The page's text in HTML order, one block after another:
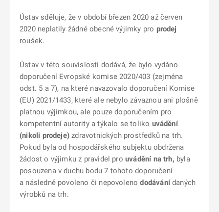
Ústav sděluje, že v období březen 2020 až červen
2020 neplatily žádné obecné výjimky pro prodej
roušek.
Ústav v této souvislosti dodává, že bylo vydáno
doporučení Evropské komise 2020/403 (zejména
odst. 5 a 7), na které navazovalo doporučení Komise
(EU) 2021/1433, které ale nebylo závaznou ani plošně
platnou výjimkou, ale pouze doporučením pro
kompetentní autority a týkalo se toliko uvádění
(nikoli prodeje) zdravotnických prostředků na trh.
Pokud byla od hospodářského subjektu obdržena
žádost o výjimku z pravidel pro uvádění na trh, byla
posouzena v duchu bodu 7 tohoto doporučení
a následně povoleno či nepovolenododávánídaných
výrobků na trh.